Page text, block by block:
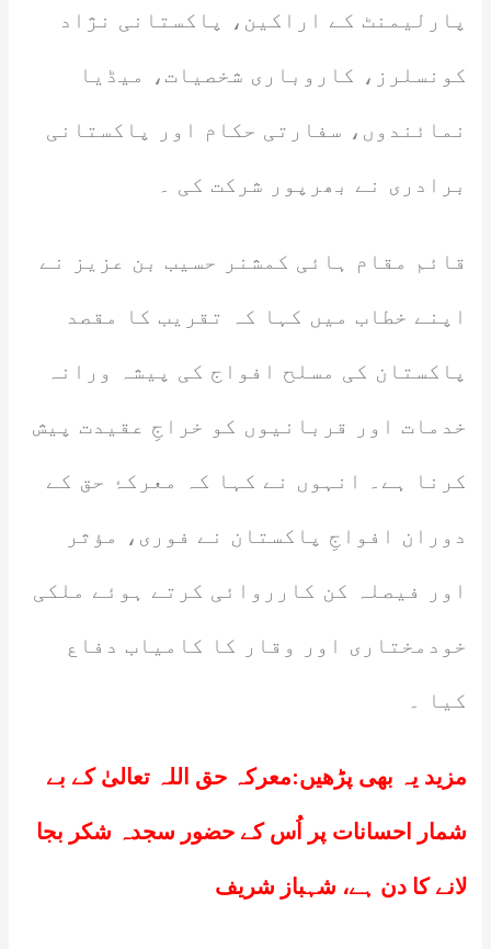
پارلیمنٹ کے اراکین، پاکستانی نژاد
کونسلرز، کاروباری شخصیات، میڈیا
نمائندوں، سفارتی حکام اور پاکستانی
برادری نے بھرپور شرکت کی ۔
قائم مقام ہائی کمشنر حسیب بن عزیز نے
اپنے خطاب میں کہا کہ تقریب کا مقصد
پاکستان کی مسلح افواج کی پیشہ ورانہ
خدمات اور قربانیوں کو خراجِ عقیدت پیش
کرنا ہے۔ انہوں نے کہا کہ معرکۂ حق کے
دوران افواجِ پاکستان نے فوری، مؤثر
اور فیصلہ کن کارروائی کرتے ہوئے ملکی
خودمختاری اور وقار کا کامیاب دفاع
کیا ۔
مزید یہ بھی پڑھیں:معرکہ حق اللہ تعالیٰ کے بے
شمار احسانات پر اُس کے حضور سجدہ شکر بجا
لانے کا دن ہے، شہباز شریف